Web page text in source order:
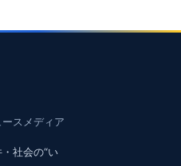
スメディア
社会の“い